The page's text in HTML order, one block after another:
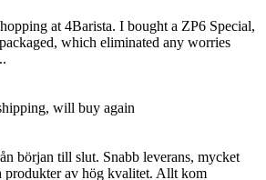
at 4Barista. I bought a ZP6 Special,
which eliminated any worries
will buy again
början till slut. Snabb leverans, mycket
produkter av hög kvalitet. Allt kom